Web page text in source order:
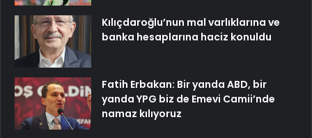
Kılıçdaroğlu’nun mal varlıklarına ve
banka hesaplarına haciz konuldu
Fatih Erbakan: Bir yanda ABD, bir
yanda YPG biz de Emevi Camii’nde
namaz kılıyoruz